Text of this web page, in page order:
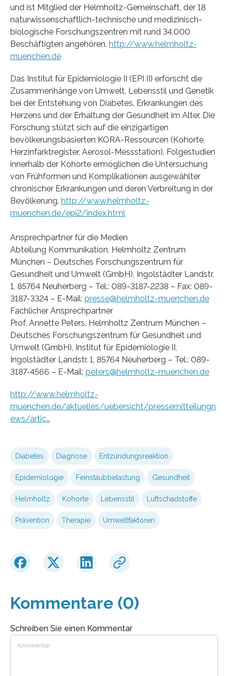
und ist Mitglied der Helmholtz-Gemeinschaft, der 18
naturwissenschaftlich-technische und medizinisch-
biologische Forschungszentren mit rund 34.000
Beschäftigten angehören. http://www.helmholtz-
muenchen.de
Das Institut für Epidemiologie II (EPI II) erforscht die
Zusammenhänge von Umwelt, Lebensstil und Genetik
bei der Entstehung von Diabetes, Erkrankungen des
Herzens und der Erhaltung der Gesundheit im Alter. Die
Forschung stützt sich auf die einzigartigen
bevölkerungsbasierten KORA-Ressourcen (Kohorte,
Herzinfarktregister, Aerosol-Messstation). Folgestudien
innerhalb der Kohorte ermöglichen die Untersuchung
von Frühformen und Komplikationen ausgewählter
chronischer Erkrankungen und deren Verbreitung in der
Bevölkerung. http://www.helmholtz-
muenchen.de/epi2/index.html
Ansprechpartner für die Medien
Abteilung Kommunikation, Helmholtz Zentrum
München – Deutsches Forschungszentrum für
Gesundheit und Umwelt (GmbH), Ingolstädter Landstr.
1, 85764 Neuherberg – Tel.: 089-3187-2238 – Fax: 089-
3187-3324 – E-Mail: presse@helmholtz-muenchen.de
Fachlicher Ansprechpartner
Prof. Annette Peters, Helmholtz Zentrum München –
Deutsches Forschungszentrum für Gesundheit und
Umwelt (GmbH), Institut für Epidemiologie II,
Ingolstädter Landstr. 1, 85764 Neuherberg – Tel.: 089-
3187-4566 – E-Mail: peters@helmholtz-muenchen.de
http://www.helmholtz-
muenchen.de/aktuelles/uebersicht/pressemitteilungn
ews/artic…
Diabetes Diagnose Entzündungsreaktion
Epidemiologie Feinstaubbelastung Gesundheit
Helmholtz Kohorte Lebensstil Luftschadstoffe
Prävention Therapie Umweltfaktoren
Kommentare (0)
Schreiben Sie einen Kommentar